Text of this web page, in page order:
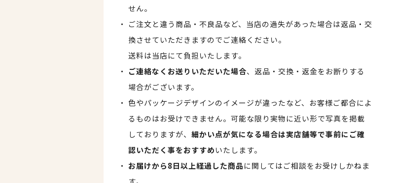
せん。
ご注文と違う商品・不良品など、当店の過失があった場合は返品・交
換させていただきますのでご連絡ください。
送料は当店にて負担いたします。
ご連絡なくお送りいただいた場合、返品・交換・返金をお断りする
場合がございます。
色やパッケージデザインのイメージが違ったなど、お客様ご都合によ
るものはお受けできません。可能な限り実物に近い形で写真を掲載
しておりますが、 細かい点が気になる場合は実店舗等で事前にご確
認いただく事をおすすめいたします。
お届けから8日以上経過した商品に関してはご相談をお受けしかねま